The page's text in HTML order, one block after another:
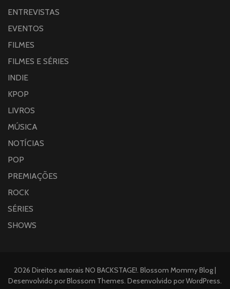
ENTREVISTAS
EVENTOS
FILMES
FILMES E SÉRIES
INDIE
KPOP
LIVROS
MÚSICA
NOTÍCIAS
POP
PREMIAÇÕES
ROCK
SÉRIES
SHOWS
2026 Direitos autorais NO BACKSTAGE!. Blossom Mommy Blog |
Desenvolvido porBlossom Themes. Desenvolvido porWordPress.